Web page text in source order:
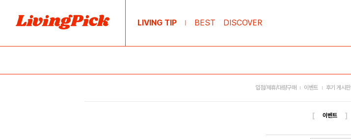
LIVING TIP | BEST DISCOVER
입점/제휴/대량구매 이벤트 후기 게시판
[ 이벤트 ]